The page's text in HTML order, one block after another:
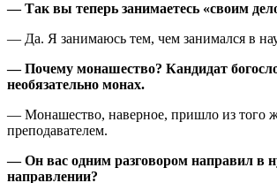
— Так вы теперь занимаетесь «своим
— Да. Я занимаюсь тем, чем занимался в
— Почему монашество? Кандидат
необязательно монах.
— Монашество, наверное, пришло из того
преподавателем.
— Он вас одним разговором направил в
направлении?